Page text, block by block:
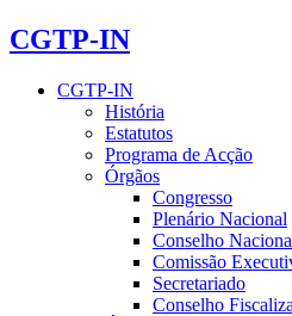
CGTP-IN
CGTP-IN
História
Estatutos
Programa de Acção
Órgãos
Congresso
Plenário Nacional
Conselho
Comissão
Secretariado
Conselho